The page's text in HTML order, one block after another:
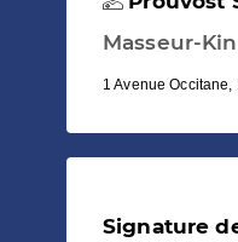
Masseur-
1 Avenue Occitane,
Signature